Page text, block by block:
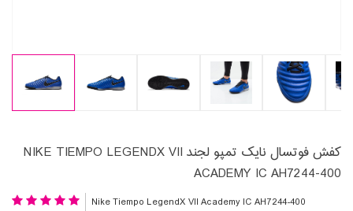
کفش فوتسال نایک تمپو لجند NIKE TIEMPO LEGENDX VII
ACADEMY IC AH7244-400
Nike Tiempo LegendX VII Academy IC AH7244-400